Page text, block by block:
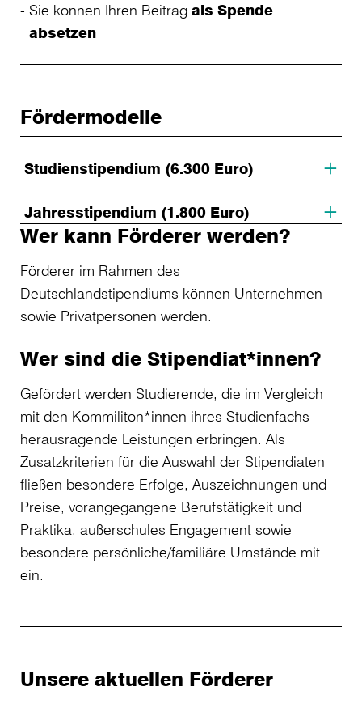
Sie können Ihren Beitrag als Spende
absetzen
Fördermodelle
Studienstipendium (6.300 Euro)
Jahresstipendium (1.800 Euro)
Wer kann Förderer werden?
Förderer im Rahmen des
Deutschlandstipendiums können Unternehmen
sowie Privatpersonen werden.
Wer sind die Stipendiat*innen?
Gefördert werden Studierende, die im Vergleich
mit den Kommiliton*innen ihres Studienfachs
herausragende Leistungen erbringen. Als
Zusatzkriterien für die Auswahl der Stipendiaten
fließen besondere Erfolge, Auszeichnungen und
Preise, vorangegangene Berufstätigkeit und
Praktika, außerschules Engagement sowie
besondere persönliche/familiäre Umstände mit
ein.
Unsere aktuellen Förderer